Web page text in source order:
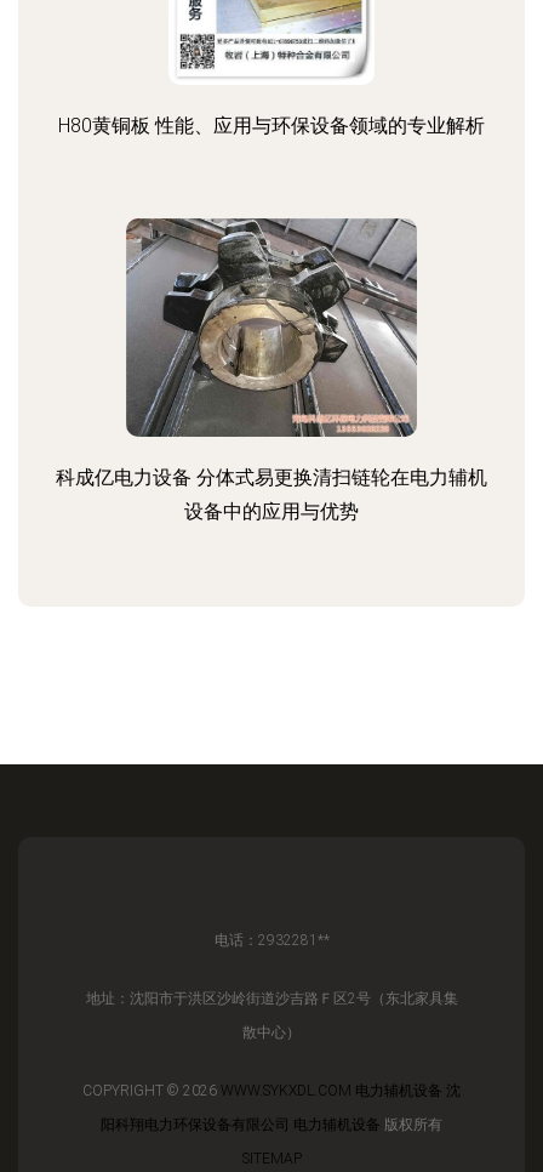
H80黄铜板 性能、应用与环保设备领域的专业解析
科成亿电力设备 分体式易更换清扫链轮在电力辅机
设备中的应用与优势
电话：2932281**
地址：沈阳市于洪区沙岭街道沙吉路Ｆ区2号（东北家具集
散中心）
COPYRIGHT © 2026 WWW.SYKXDL.COM 电力辅机设备 沈
阳科翔电力环保设备有限公司 电力辅机设备 版权所有
SITEMAP